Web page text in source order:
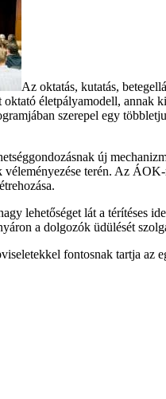
Az oktatás, kutatás,
életpályamodell, annak
szerepel egy
új
terén. Az
lehetőséget lát a térítéses
a dolgozók üdülését
fontosnak tartja az